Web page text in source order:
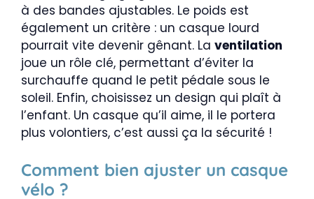
à des bandes ajustables. Le poids est
également un critère : un casque lourd
pourrait vite devenir gênant. La ventilation
joue un rôle clé, permettant d’éviter la
surchauffe quand le petit pédale sous le
soleil. Enfin, choisissez un design qui plaît à
l’enfant. Un casque qu’il aime, il le portera
plus volontiers, c’est aussi ça la sécurité !
Comment bien ajuster un casque
vélo ?